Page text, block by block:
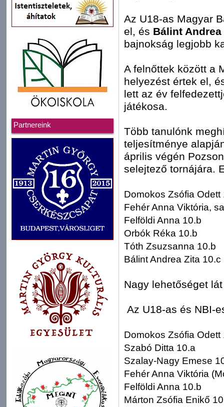
Partnereink
Az U18-as Magyar
el, és Bálint Andrea
bajnokság legjobb
A felnőttek között a
helyezést értek el,
lett az év
játékosa.
Több tanulónk
teljesítménye
április végén
selejtező tornájára.
Domokos Zsófia Odett
Fehér Anna Viktória,
Felföldi Anna 10.b
Orbók Réka 10.b
Tóth Zsuzsanna 10.b
Bálint Andrea Zita 10.c
Nagy lehetőséget
Az U18-as és NBI-
Domokos Zsófia Odett
Szabó Ditta 10.a
Szalay-Nagy Emese
Fehér Anna Viktória
Felföldi Anna 10.b
Márton Zsófia Enikő